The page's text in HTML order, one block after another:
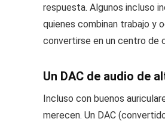
respuesta. Algunos incluso
quienes combinan trabajo y
convertirse en un centro de
Un DAC de audio de
Incluso con buenos
merecen. Un DAC